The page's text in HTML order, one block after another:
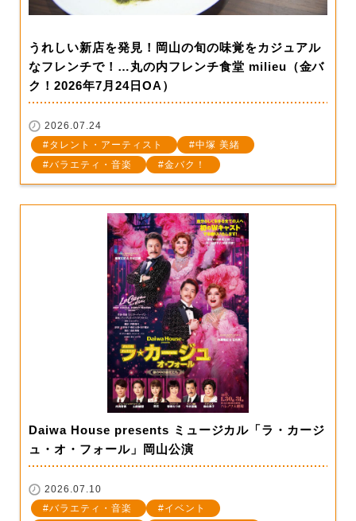
うれしい新店を発見！岡山の旬の味覚をカジュアル
なフレンチで！…丸の内フレンチ食堂 milieu（金バ
ク！2026年7月24日OA）
2026.07.24
タレント・アーティスト
中塚 美緒
バラエティ・音楽
金バク！
Daiwa House presents ミュージカル「ラ・カージ
ュ・オ・フォール」岡山公演
2026.07.10
バラエティ・音楽
イベント